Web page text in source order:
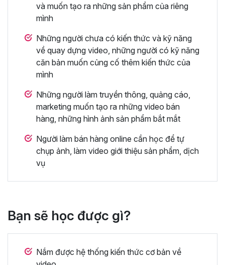
và muốn tạo ra những sản phẩm của riêng
mình
Những người chưa có kiến thức và kỹ năng
về quay dựng video, những người có kỹ năng
căn bản muốn củng cố thêm kiến thức của
mình
Những người làm truyền thông, quảng cáo,
marketing muốn tạo ra những video bán
hàng, những hình ảnh sản phẩm bắt mắt
Người làm bán hàng online cần học để tự
chụp ảnh, làm video giới thiệu sản phẩm, dịch
vụ
Bạn sẽ học được gì?
Nắm được hệ thống kiến thức cơ bản về